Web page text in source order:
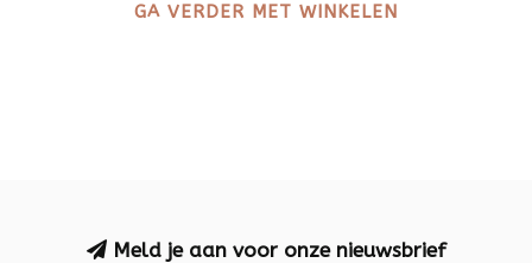
GA VERDER MET WINKELEN
Meld je aan voor onze nieuwsbrief